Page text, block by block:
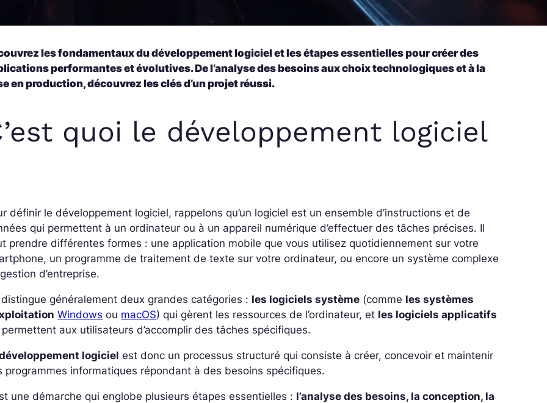
les fondamentaux du développement logiciel et les étapes essentielles pour créer des
performantes et évolutives. De l’analyse des besoins aux choix technologiques et à la
en production, découvrez les clés d’un projet réussi.
quoi le développement logiciel
définir le développement logiciel, rappelons qu’un logiciel est un ensemble d’instructions et de
qui permettent à un ordinateur ou à un appareil numérique d’effectuer des tâches précises. Il
prendre différentes formes : une application mobile que vous utilisez quotidiennement sur votre
un programme de traitement de texte sur votre ordinateur, ou encore un système complexe
d’entreprise.
généralement deux grandes catégories : les logiciels système (comme les systèmes
Windows ou macOS) qui gèrent les ressources de l’ordinateur, et les logiciels applicatifs
aux utilisateurs d’accomplir des tâches spécifiques.
logiciel est donc un processus structuré qui consiste à créer, concevoir et maintenir
programmes informatiques répondant à des besoins spécifiques.
une démarche qui englobe plusieurs étapes essentielles : l’analyse des besoins, la conception, la